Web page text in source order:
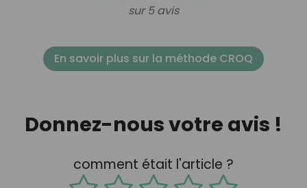
sur 5 avis
En savoir plus sur la méthode CROQ
Donnez-nous votre avis !
comment était l'article ?